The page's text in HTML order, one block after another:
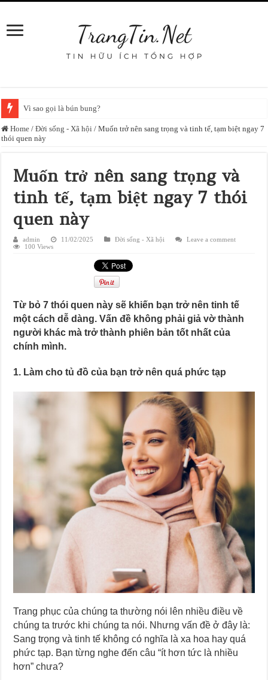
Vì sao gọi là bún bung?
Home / Đời sống - Xã hội / Muốn trở nên sang trọng và tinh tế, tạm biệt ngay 7
thói quen này
Muốn trở nên sang trọng và
tinh tế, tạm biệt ngay 7 thói
quen này
admin 11/02/2025 Đời sống - Xã hội
Leave a comment
100 Views
Từ bỏ 7 thói quen này sẽ khiến bạn trở nên tinh tế
một cách dễ dàng. Vấn đề không phải giả vờ thành
người khác mà trở thành phiên bản tốt nhất của
chính mình.
1. Làm cho tủ đồ của bạn trở nên quá phức tạp
Trang phục của chúng ta thường nói lên nhiều điều về
chúng ta trước khi chúng ta nói. Nhưng vấn đề ở đây là:
Sang trọng và tinh tế không có nghĩa là xa hoa hay quá
phức tạp. Bạn từng nghe đến câu “ít hơn tức là nhiều
hơn” chưa?